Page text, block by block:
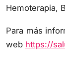
Hemoterapia,
Para más
web https://